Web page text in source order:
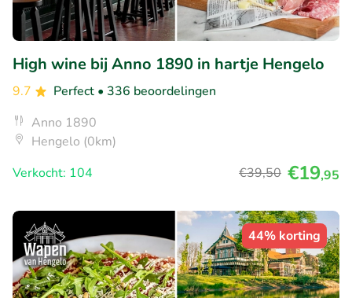
High wine bij Anno 1890 in hartje Hengelo
9.7 Perfect • 336 beoordelingen
Anno 1890
Hengelo (0km)
Verkocht: 104
€39,50 €19,95
44% korting